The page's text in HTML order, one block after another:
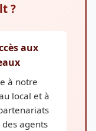
?
aux
à notre
local et à
des agents